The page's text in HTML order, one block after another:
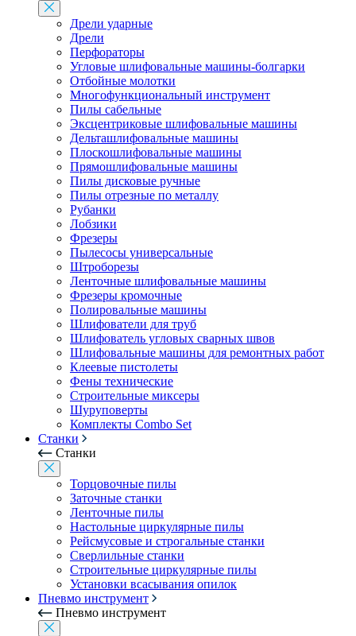
Дрели ударные
Дрели
Перфораторы
Угловые шлифовальные машины-болгарки
Отбойные молотки
Многофункциональный инструмент
Пилы сабельные
Эксцентриковые шлифовальные машины
Дельташлифовальные машины
Плоскошлифовальные машины
Прямошлифовальные машины
Пилы дисковые ручные
Пилы отрезные по металлу
Рубанки
Лобзики
Фрезеры
Пылесосы универсальные
Штроборезы
Ленточные шлифовальные машины
Фрезеры кромочные
Полировальные машины
Шлифователи для труб
Шлифователь угловых сварных швов
Шлифовальные машины для ремонтных работ
Клеевые пистолеты
Фены технические
Строительные миксеры
Шуруповерты
Комплекты Combo Set
Станки
Станки
Торцовочные пилы
Заточные станки
Ленточные пилы
Настольные циркулярные пилы
Рейсмусовые и строгальные станки
Сверлильные станки
Строительные циркулярные пилы
Установки всасывания опилок
Пневмо инструмент
Пневмо инструмент